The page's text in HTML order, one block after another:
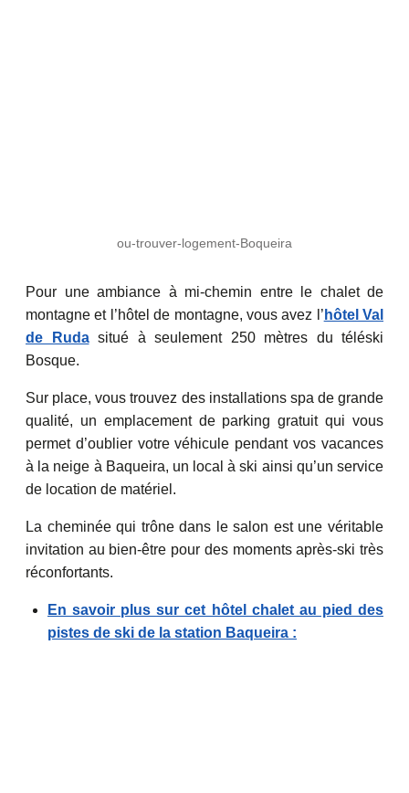
ou-trouver-logement-Boqueira
Pour une ambiance à mi-chemin entre le chalet de
montagne et l’hôtel de montagne, vous avez l’ hôtel Val
de Rudasitué à seulement 250 mètres du téléski
Bosque.
Sur place, vous trouvez des installations spa de grande
qualité, un emplacement de parking gratuit qui vous
permet d’oublier votre véhicule pendant vos vacances
à la neige à Baqueira, un local à ski ainsi qu’un service
de location de matériel.
La cheminée qui trône dans le salon est une véritable
invitation au bien-être pour des moments après-ski très
réconfortants.
En savoir plus sur cet hôtel chalet au pied des
pistes de ski de la station Baqueira :